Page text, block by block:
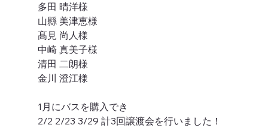
多田 晴洋様
山縣 美津恵様
髙見 尚人様
中崎 真美子様
清田 二朗様
金川 澄江様
1月にバスを購入でき
2/2 2/23 3/29 計3回譲渡会を行いました！